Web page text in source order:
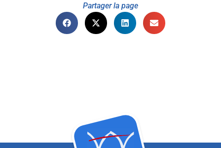
Partager la page